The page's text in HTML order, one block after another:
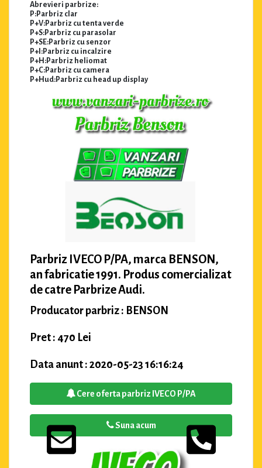
Abrevieri parbrize:
P:Parbriz clar
P+V:Parbriz cu tenta verde
P+S:Parbriz cu parasolar
P+SE:Parbriz cu senzor
P+I:Parbriz cu incalzire
P+H:Parbriz heliomat
P+C:Parbriz cu camera
P+Hud:Parbriz cu head up display
Parbriz IVECO P/PA, marca BENSON,
an fabricatie 1991. Produs comercializat
de catre Parbrize Audi.
Producator parbriz : BENSON
Pret : 470 Lei
Data anunt : 2020-05-23 16:16:24
Cere oferta parbriz IVECO P/PA
Suna acum